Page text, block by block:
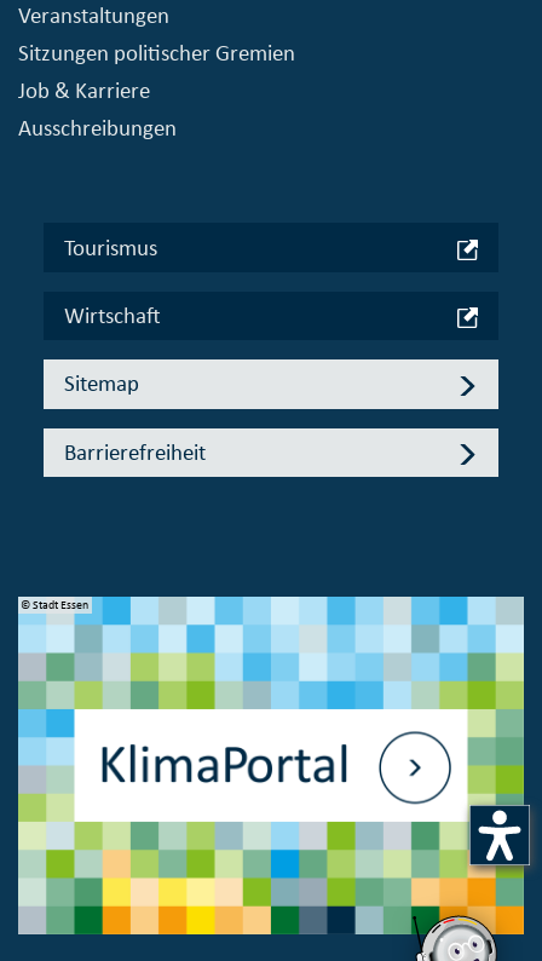
Veranstaltungen
Sitzungen politischer Gremien
Job & Karriere
Ausschreibungen
Tourismus
Wirtschaft
Sitemap
Barrierefreiheit